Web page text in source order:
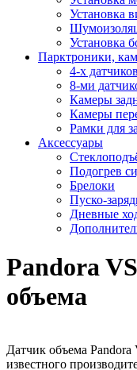
Установка
Установка
Парктроники,
4-х
8-ми
Камеры
Камеры
Рамки для
Аксессуары
Подогрев
Брелоки
Пуско-
Дневные
Pandora
объема
Датчик объема
известного